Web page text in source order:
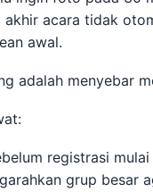
akhir acara tidak
awal.
adalah menyebar
registrasi
grup besar